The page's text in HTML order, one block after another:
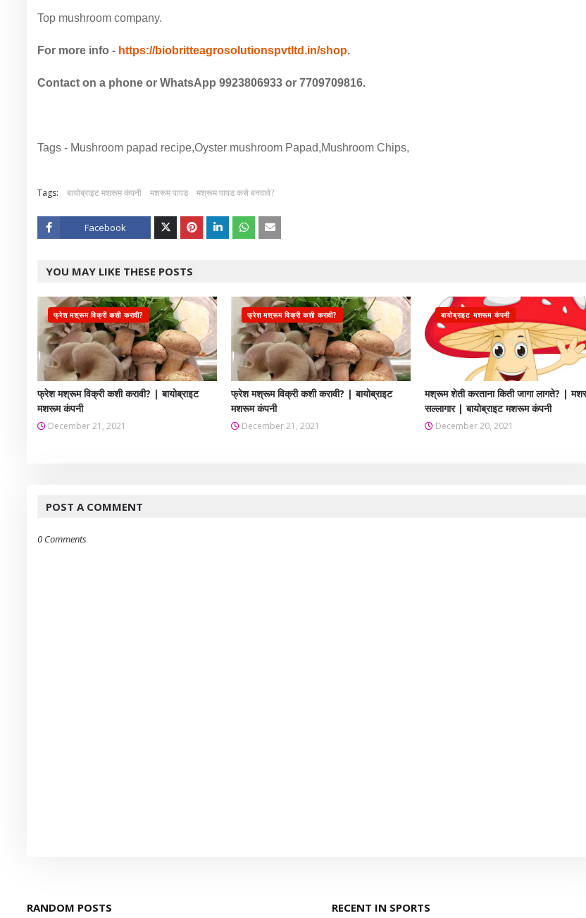
Top mushroom company.
For more info - https://biobritteagrosolutionspvtltd.in/shop.
Contact on a phone or WhatsApp 9923806933 or 7709709816.
Tags - Mushroom papad recipe,Oyster mushroom Papad,Mushroom Chips,
Tags: बायोब्राइट मशरूम कंपनी मशरूम पापड मश्रूम पापड कसे बनवावे?
Facebook
er
YOU MAY LIKE THESE POSTS
फ्रेश मश्रूम विक्री कशी करावी?
फ्रेश मश्रूम विक्री कशी करावी? | बायोब्राइट
मशरूम कंपनी
December 21, 2021
फ्रेश मश्रूम विक्री कशी करावी?
फ्रेश मश्रूम विक्री कशी करावी? | बायोब्राइट
मशरूम कंपनी
December 21, 2021
बायोब्राइट मशरूम कंपनी
मश्रूम शेती करताना किती जागा लागते? |
सल्लागार | बायोब्राइट मशरूम कंपनी
December 20, 2021
POST A COMMENT
0 Comments
RANDOM POSTS RECENT IN SPORTS